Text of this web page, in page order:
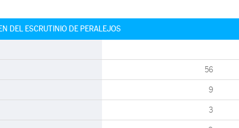
DEL ESCRUTINIO DE PERALEJOS
56
9
3